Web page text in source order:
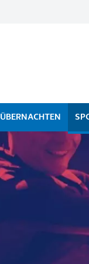
ÜBERNACHTEN